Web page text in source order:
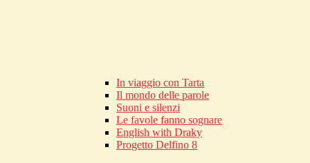
In viaggio con Tarta
Il mondo delle parole
Suoni e silenzi
Le favole fanno sognare
English with Draky
Progetto Delfino 8